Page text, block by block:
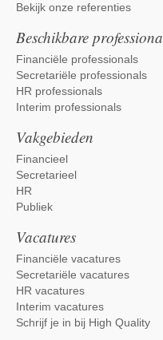
Bekijk onze referenties
Beschikbare
Financiële professionals
Secretariële professionals
HR professionals
Interim professionals
Vakgebieden
Financieel
Secretarieel
HR
Publiek
Vacatures
Financiële vacatures
Secretariële vacatures
HR vacatures
Interim vacatures
Schrijf je in bij High Quality